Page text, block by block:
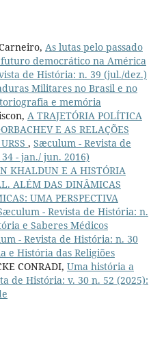
As lutas pelo passado
democrático na América
de História: n. 39 (jul./dez.)
Militares no Brasil e no
e memória
A TRAJETÓRIA POLÍTICA
E AS RELAÇÕES
, Sæculum - Revista de
- jan./ jun. 2016)
KHALDUN E A HISTÓRIA
ALÉM DAS DINÂMICAS
UMA PERSPECTIVA
- Revista de História: n.
e Saberes Médicos
- Revista de História: n. 30
e História das Religiões
CONRADI, Uma história a
de História: v. 30 n. 52 (2025):